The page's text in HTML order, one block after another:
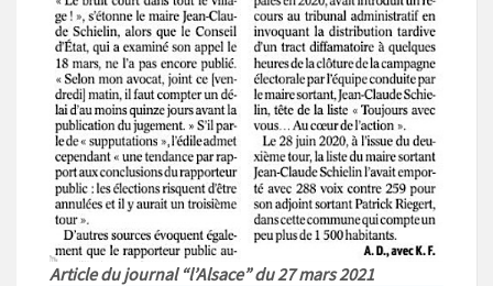
Article du journal “l’Alsace” du 27 mars 2021